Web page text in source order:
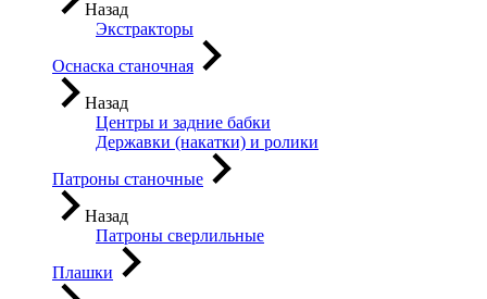
Назад
Экстракторы
Оснаска станочная
Назад
Центры и задние бабки
Державки (накатки) и ролики
Патроны станочные
Назад
Патроны сверлильные
Плашки